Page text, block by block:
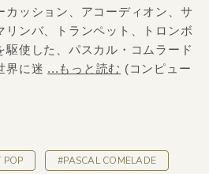
カッション、アコーディオン、サ
リンバ、トランペット、トロンボ
駆使した、パスカル・コムラード
界に迷 ...もっと読む (コンピュー
POP #PASCAL COMELADE